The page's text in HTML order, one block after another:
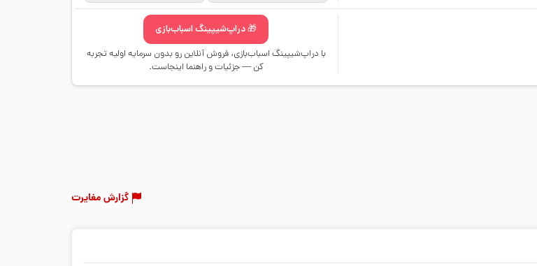
🎁 دراپ‌شیپینگ اسباب‌بازی
با دراپ‌شیپینگ اسباب‌بازی، فروش آنلاین رو بدون سرمایه اولیه تجربه
کن — جزئیات و راهنما اینجاست.
گزارش مغایرت